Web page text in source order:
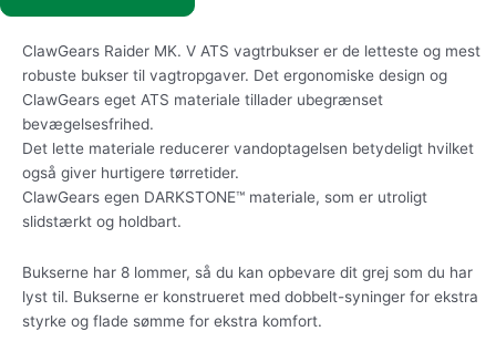
ClawGears Raider MK. V ATS vagtrbukser er de letteste og mest
robuste bukser til vagtropgaver. Det ergonomiske design og
ClawGears eget ATS materiale tillader ubegrænset
bevægelsesfrihed.
Det lette materiale reducerer vandoptagelsen betydeligt hvilket
også giver hurtigere tørretider.
ClawGears egen DARKSTONE™ materiale, som er utroligt
slidstærkt og holdbart.
Bukserne har 8 lommer, så du kan opbevare dit grej som du har
lyst til. Bukserne er konstrueret med dobbelt-syninger for ekstra
styrke og flade sømme for ekstra komfort.